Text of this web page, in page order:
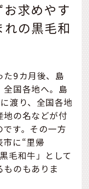
求めやす
の黒毛和
た9カ月後、島
全国各地へ。島
渡り、全国各地
地の名などが付
す。その一方
に“里帰
毛和牛」として
のもありま